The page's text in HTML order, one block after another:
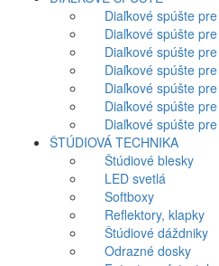
Diaľkové spúšte
Diaľkové spúšte
Diaľkové spúšte
Diaľkové spúšte
Diaľkové spúšte
Diaľkové spúšte
Diaľkové spúšte
ŠTÚDIOVÁ TECHNIKA
Štúdiové blesky
LED svetlá
Softboxy
Reflektory, klapky
Štúdiové dáždniky
Odrazné dosky